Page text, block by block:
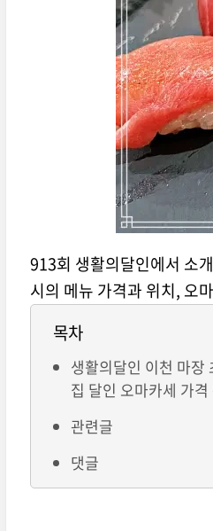
913회 생활의달인에서 소
시의 메뉴 가격과 위치, 오
목차
생활의달인 이천 마장
집 달인 오마카세 가
관련글
댓글